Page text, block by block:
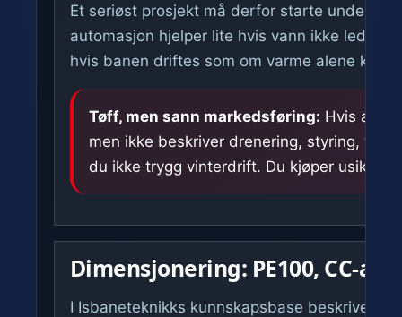
Et seriøst prosjekt må derfor starte under
automasjon hjelper lite hvis vann ikke ledes
hvis banen driftes som om varme alene kan
Tøff, men sann markedsføring: Hvis
men ikke beskriver drenering, styring,
du ikke trygg vinterdrift. Du kjøper
Dimensjonering: PE100, CC-
I Isbaneteknikks kunnskapsbase beskrives